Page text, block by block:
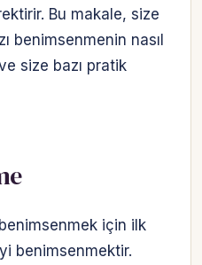
Bu makale, size
benimsenmenin nasıl
size bazı pratik
için ilk
benimsenmektir.